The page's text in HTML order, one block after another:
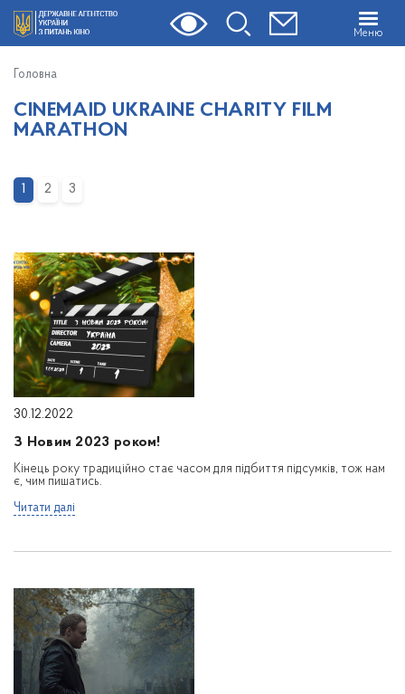
Меню
Головна
CINEMAID UKRAINE CHARITY FILM
MARATHON
1 2 3
30.12.2022
З Новим 2023 роком!
Кінець року традиційно стає часом для підбиття підсумків, тож нам
є, чим пишатись.
Читати далі